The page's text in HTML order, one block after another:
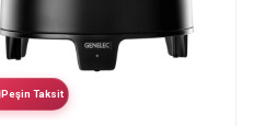
Peşin Taksit